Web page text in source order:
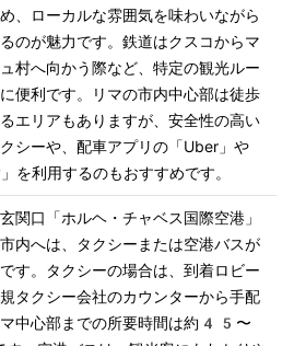
、ローカルな雰囲気を味わいながら
のが魅力です。鉄道はクスコからマ
村へ向かう際など、特定の観光ルー
に便利です。リマの市内中心部は徒歩
エリアもありますが、安全性の高い
シーや、配車アプリの「Uber」や
関口「ホルヘ・チャベス国際空港」
内へは、タクシーまたは空港バスが
す。タクシーの場合は、到着ロビー
タクシー会社のカウンターから手配
マ中心部までの所要時間は約45〜